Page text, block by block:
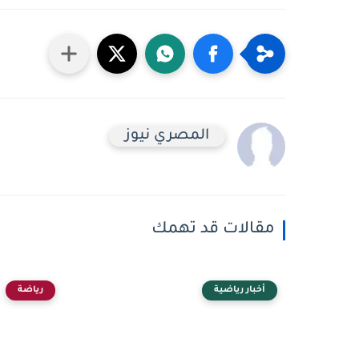
المصري نيوز
مقالات قد تهمك
أخبار رياضية رياضة